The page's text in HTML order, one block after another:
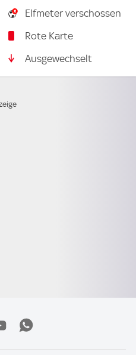
Elfmeter verschossen
Rote Karte
Ausgewechselt